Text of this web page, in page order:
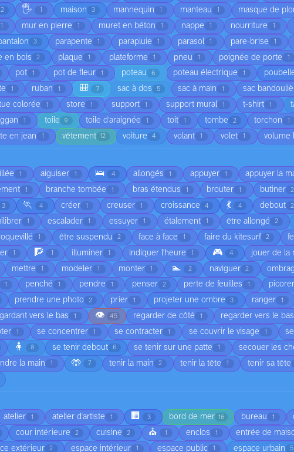
2 🖐️ 1 maison 3 mannequin 1 manteau 1 masque de
1 mur en pierre 1 muret en béton 1 nappe 1 nourriture 1
3 parapente 1 parapluie 1 parasol 1 pare-brise 1
en bois 2 plaque 1 plateforme 1 pneu 1 poignée de porte 1
pot 1 pot de fleur 1 poteau 6 poteau électrique 1
1 ruban 1 🎒 7 sac à dos 5 sac à main 1 sac
colorée 1 store 1 support 1 support mural 1 t-shirt 1
1 toile 9 toile d'araignée 1 toit 1 tombe 2 torchon 1
en jean 1 vêtement 12 voiture 4 volant 1 volet 1 volume
1 aiguiser 1 🛌 4 allongés 1 appuyer 1 appuyer la
1 branche tombée 1 bras étendus 1 brouter 1 butiner 2
3 🏃 4 créer 1 creuser 1 croissance 4 💃 4 debout 2
1 escalader 1 essuyer 1 étalement 1 être allongé 2
1 être suspendu 2 face à face 1 faire du kitesurf 2
1 🧗 1 illuminer 1 indiquer l'heure 1 🎮 4 jouer de la
mettre 1 modeler 1 monter 1 🏊 2 naviguer 2
1 penché 1 pendre 1 penser 2 perte de feuilles 1
prendre une photo 2 prier 1 projeter une ombre 3 ranger 1
vers le bas 1 👁️ 45 regarder de côté 1 regarder vers le bas
1 se concentrer 1 se contracter 1 se couvrir le visage 1
🧍 8 se tenir debout 6 se tenir sur une patte 1 secouer les
la main 1 🤲 7 tenir la main 2 tenir la tête 1 tenir sa tête
atelier 1 atelier d'artiste 1 🏢 3 bord de mer 16 bureau 1
cour intérieure 2 cuisine 2 ⛪ 1 enclos 1 entrée de
extérieur 2 espace intérieur 1 espace public 1 espace urbain 5